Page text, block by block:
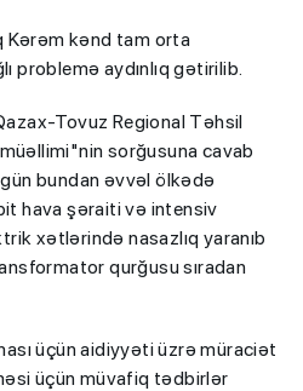
Kərəm kənd tam orta
problemə aydınlıq gətirilib.
Tovuz Regional Təhsil
sorğusuna cavab
bundan əvvəl ölkədə
hava şəraiti və intensiv
xətlərində nasazlıq yaranıb
qurğusu sıradan
üçün aidiyyəti üzrə müraciət
üçün müvafiq tədbirlər